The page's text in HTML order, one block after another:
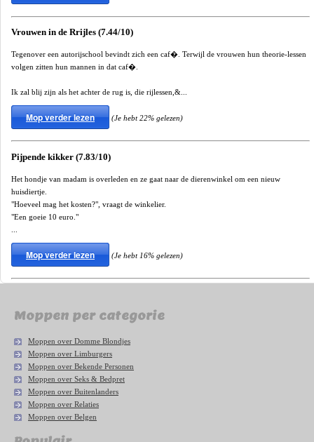
Vrouwen in de Rrijles (7.44/10)
Tegenover een autorijschool bevindt zich een caf�. Terwijl de vrouwen hun theorie-lessen
volgen zitten hun mannen in dat caf�.
Ik zal blij zijn als het achter de rug is, die rijlessen,&...
Mop verder lezen (Je hebt 22% gelezen)
Pijpende kikker (7.83/10)
Het hondje van madam is overleden en ze gaat naar de dierenwinkel om een nieuw
huisdiertje.
"Hoeveel mag het kosten?", vraagt de winkelier.
"Een goeie 10 euro."
Mop verder lezen (Je hebt 16% gelezen)
Moppen per categorie
Moppen over Domme Blondjes
Moppen over Limburgers
Moppen over Bekende Personen
Moppen over Seks & Bedpret
Moppen over Buitenlanders
Moppen over Relaties
Moppen over Belgen